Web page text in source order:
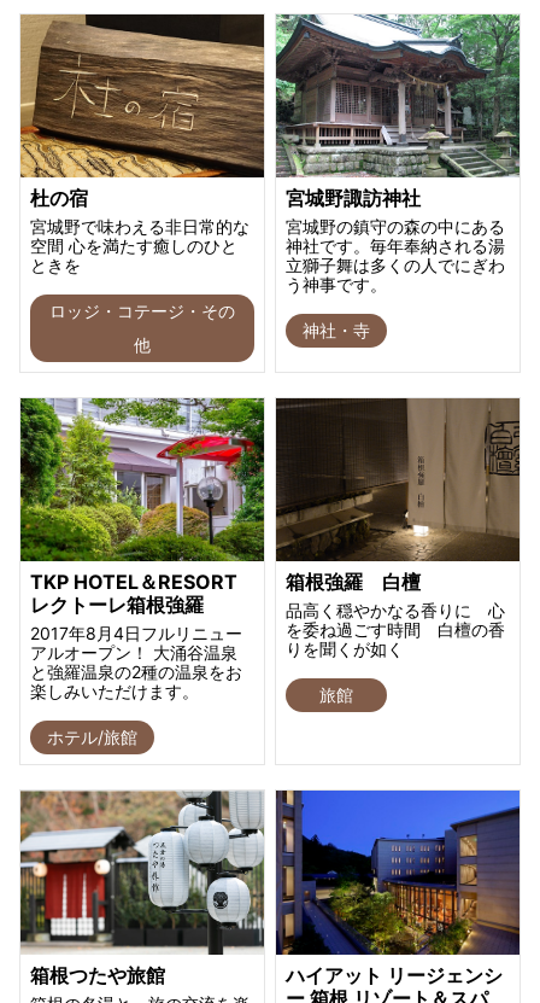
杜の宿
宮城野で味わえる非日常的な
空間 心を満たす癒しのひと
ときを
ロッジ・コテージ・その
他
宮城野諏訪神社
宮城野の鎮守の森の中にある
神社です。毎年奉納される湯
立獅子舞は多くの人でにぎわ
う神事です。
神社・寺
TKP HOTEL＆RESORT
レクトーレ箱根強羅
2017年8月4日フルリニュー
アルオープン！ 大涌谷温泉
と強羅温泉の2種の温泉をお
楽しみいただけます。
ホテル/旅館
箱根強羅 白檀
品高く穏やかなる香りに 心
を委ね過ごす時間 白檀の香
りを聞くが如く
旅館
箱根つたや旅館
ハイアット リージェンシ
ー 箱根 リゾート＆スパ